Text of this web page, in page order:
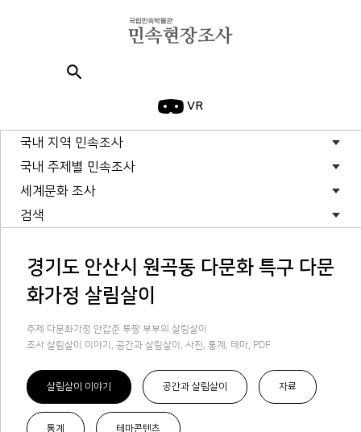
search
VR
국내 지역 민속조사
국내 주제별 민속조사
세계문화 조사
검색
경기도 안산시 원곡동 다문화 특구 다문
화가정 살림살이
주제 다문화가정 안갑준 투짱 부부의 살림살이
조사 살림살이 이야기, 공간과 살림살이, 사진, 통계, 테마, PDF
살림살이 이야기 공간과 살림살이 자료
통계 테마콘텐츠